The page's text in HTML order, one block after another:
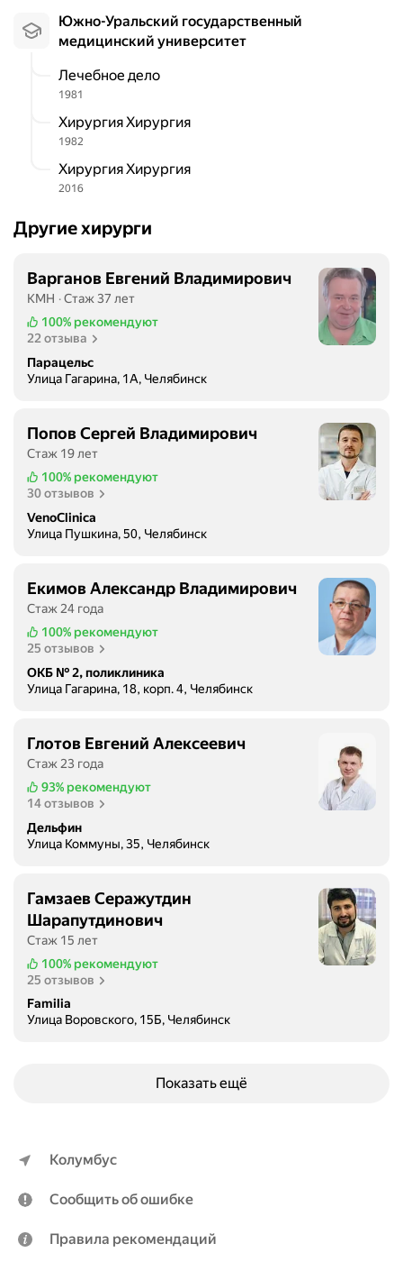
н
а
й
т
к
.
П
р
а
а
п
е
2
2
н
к
а
у
м
с
с
ч
Южно-Уральский государственный
медицинский университет
Лечебное дело
1981
Хирургия Хирургия
1982
Хирургия Хирургия
2016
Другие хирурги
Варганов Евгений Владимирович
КМН
Стаж 37 лет
100% рекомендуют
22 отзыва
Парацельс
Улица Гагарина, 1А, Челябинск
Попов Сергей Владимирович
Стаж 19 лет
100% рекомендуют
30 отзывов
VenoClinica
Улица Пушкина, 50, Челябинск
Екимов Александр Владимирович
Стаж 24 года
100% рекомендуют
25 отзывов
ОКБ № 2, поликлиника
Улица Гагарина, 18, корп. 4, Челябинск
Глотов Евгений Алексеевич
Стаж 23 года
93% рекомендуют
14 отзывов
Дельфин
Улица Коммуны, 35, Челябинск
Гамзаев Серажутдин
Шарапутдинович
Стаж 15 лет
100% рекомендуют
25 отзывов
Familia
Улица Воровского, 15Б, Челябинск
Показать ещё
Колумбус
Сообщить об ошибке
Правила рекомендаций